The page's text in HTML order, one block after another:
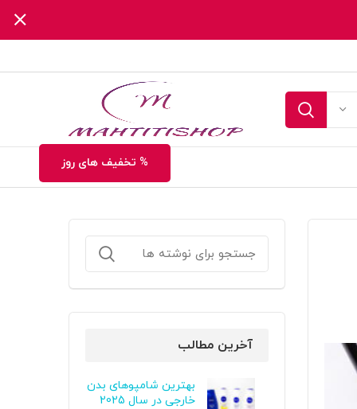
% تخفیف های روز
آخرین مطالب
بهترین شامپوهای بدن
خارجی در سال 2025